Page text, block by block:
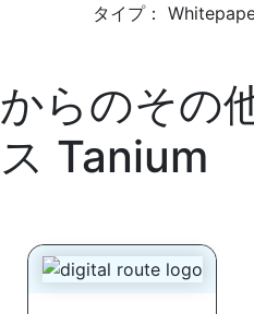
タイプ：
からのその
ス Tanium